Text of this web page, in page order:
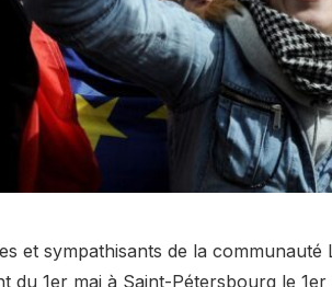
et sympathisants de la communauté
du 1er mai à Saint-Pétersbourg le